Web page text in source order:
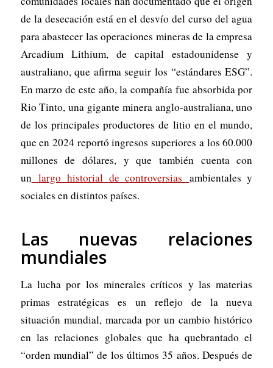
de la desecación está en el desvío del curso del agua
para abastecer las operaciones mineras de la empresa
Arcadium Lithium, de capital estadounidense y
australiano, que afirma seguir los “estándares ESG”.
En marzo de este año, la compañía fue absorbida por
Rio Tinto, una gigante minera anglo-australiana, uno
de los principales productores de litio en el mundo,
que en 2024 reportó ingresos superiores a los 60.000
millones de dólares, y que también cuenta con
un largo historial de controversias ambientales y
sociales en distintos países.
Las nuevas relaciones
mundiales
La lucha por los minerales críticos y las materias
primas estratégicas es un reflejo de la nueva
situación mundial, marcada por un cambio histórico
en las relaciones globales que ha quebrantado el
“orden mundial” de los últimos 35 años. Después de